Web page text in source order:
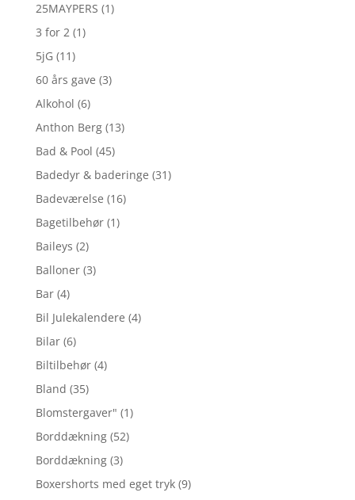
25MAYPERS (1)
3 for 2 (1)
5jG (11)
60 års gave (3)
Alkohol (6)
Anthon Berg (13)
Bad & Pool (45)
Badedyr & baderinge (31)
Badeværelse (16)
Bagetilbehør (1)
Baileys (2)
Balloner (3)
Bar (4)
Bil Julekalendere (4)
Bilar (6)
Biltilbehør (4)
Bland (35)
Blomstergaver" (1)
Borddækning (52)
Borddækning (3)
Boxershorts med eget tryk (9)